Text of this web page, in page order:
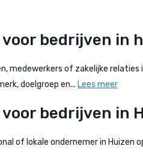
bedrijven in
medewerkers of zakelijke
doelgroep en... Lees meer
bedrijven in
of lokale ondernemer in